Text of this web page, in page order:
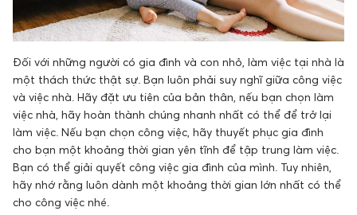
Đối với những người có gia đình và con nhỏ, làm việc tại nhà là
một thách thức thật sự. Bạn luôn phải suy nghĩ giữa công việc
và việc nhà. Hãy đặt ưu tiên của bản thân, nếu bạn chọn làm
việc nhà, hãy hoàn thành chúng nhanh nhất có thể để trở lại
làm việc. Nếu bạn chọn công việc, hãy thuyết phục gia đình
cho bạn một khoảng thời gian yên tĩnh để tập trung làm việc.
Bạn có thể giải quyết công việc gia đình của mình. Tuy nhiên,
hãy nhớ rằng luôn dành một khoảng thời gian lớn nhất có thể
cho công việc nhé.